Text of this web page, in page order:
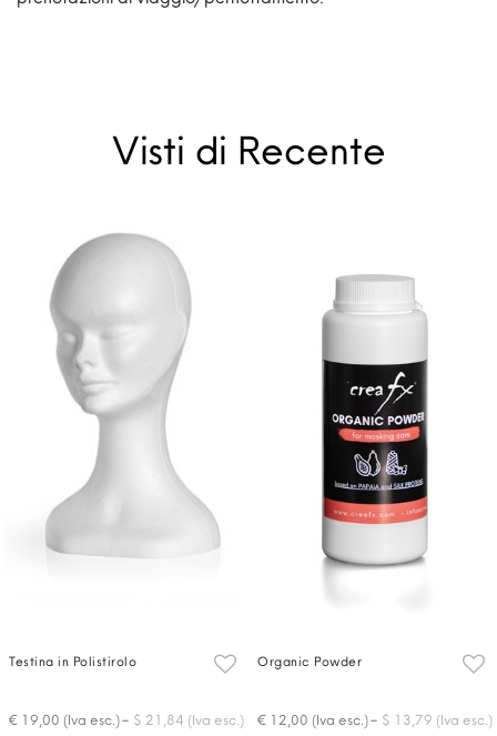
Visti di Recente
Testina in Polistirolo
€ 19,00 (Iva esc.)- $ 21,84 (Iva esc.)
Organic Powder
€ 12,00 (Iva esc.)- $ 13,79 (Iva esc.)